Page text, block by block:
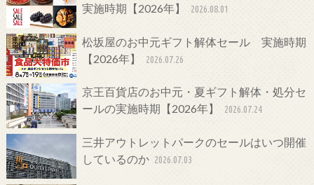
実施時期【2026年】
2026.08.01
松坂屋のお中元ギフト解体セール 実施時期
【2026年】
2026.07.26
京王百貨店のお中元・夏ギフト解体・処分セ
ールの実施時期【2026年】
2026.07.24
三井アウトレットパークのセールはいつ開催
しているのか 2026.07.03